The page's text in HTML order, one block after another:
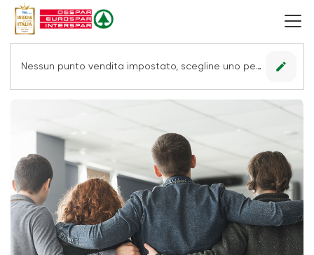
Nessun punto vendita impostato, scegline uno per vedere le offerte. edit